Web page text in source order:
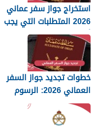
استخراج جواز سفر عماني
2026 المتطلبات التي يجب
أن تعرفها
خطوات تجديد جواز السفر
العماني 2026: الرسوم
والمستندات المطلوبة